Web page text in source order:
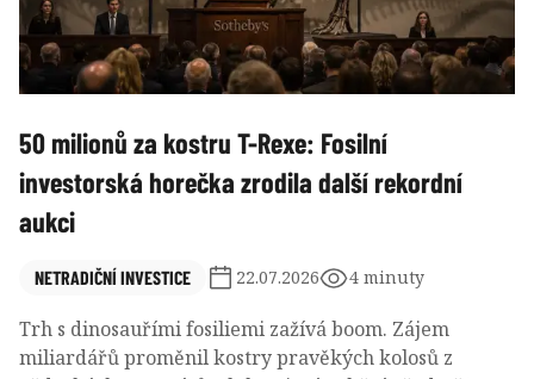
50 milionů za kostru T-Rexe: Fosilní
investorská horečka zrodila další rekordní
aukci
NETRADIČNÍ INVESTICE 22.07.2026 4 minuty
Trh s dinosauřími fosiliemi zažívá boom. Zájem
miliardářů proměnil kostry pravěkých kolosů z